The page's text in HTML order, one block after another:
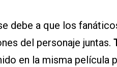
debe a que los
del personaje juntas.
en la misma